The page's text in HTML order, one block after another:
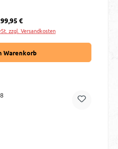
Preis:
€
zzgl. Versandkosten
Warenkorb